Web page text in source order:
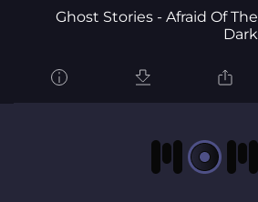
Ghost Stories - Afraid Of The
Dark